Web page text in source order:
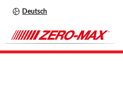
Deutsch